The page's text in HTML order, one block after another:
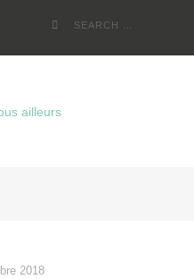
Search
2018